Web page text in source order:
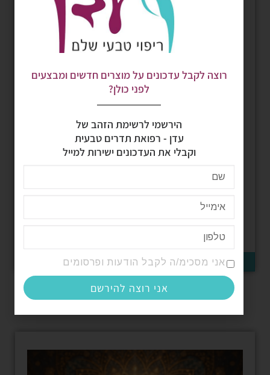
בושם אנרגטי יונק דבש BEIJA FLOR
₪111
–
₪340
בחר אפשרויות
רוצה לקבל עדכונים על מוצרים חדשים ומבצעים
לפני כולן?
הירשמי לרשימת הזהב של
עדן - רפואת תדרים טבעית
וקבלי את העדכונים ישירות למייל
אני מסכימ/ה לקבל הודעות ופרסומים
אני רוצה להירשם